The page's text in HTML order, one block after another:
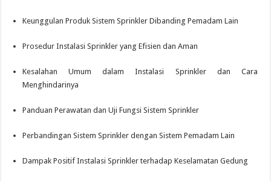
Keunggulan Produk Sistem Sprinkler Dibanding Pemadam Lain
Prosedur Instalasi Sprinkler yang Efisien dan Aman
Kesalahan Umum dalam Instalasi Sprinkler dan Cara
Menghindarinya
Panduan Perawatan dan Uji Fungsi Sistem Sprinkler
Perbandingan Sistem Sprinkler dengan Sistem Pemadam Lain
Dampak Positif Instalasi Sprinkler terhadap Keselamatan Gedung